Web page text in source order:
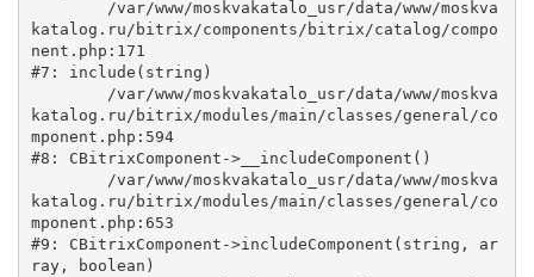
katalog.ru/bitrix/components/bitrix/catalog/compo
nent.php:171
#7: include(string)
katalog.ru/bitrix/modules/main/classes/general/co
mponent.php:594
#8: CBitrixComponent->__includeComponent()
katalog.ru/bitrix/modules/main/classes/general/co
mponent.php:653
#9: CBitrixComponent->includeComponent(string, ar
ray, boolean)